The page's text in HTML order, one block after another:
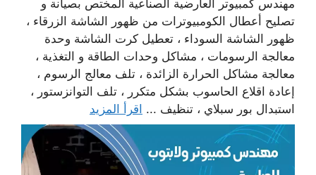
مهندس كمبيوتر العارضية الصناعية المختص بصيانة و
تصليح أعطال الكومبيوترات من ظهور الشاشة الزرقاء ،
ظهور الشاشة السوداء ، تعطيل كرت الشاشة وحدة
معالجة الرسومات ، مشاكل وحدات الطاقة و التغذية ،
معالجة مشاكل الحرارة الزائدة ، تلف معالج الرسوم ،
إعادة اقلاع الحاسوب بشكل متكرر ، تلف التوانزستور ،
استبدال بور سبلاي ، تنظيف ... اقرأ المزيد